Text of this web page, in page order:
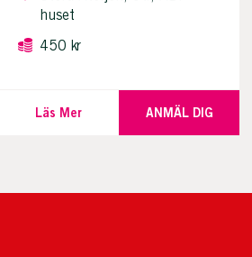
huset
450 kr
Läs Mer ANMÄL DIG